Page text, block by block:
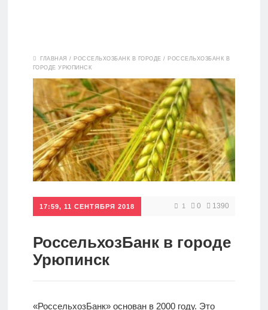
Дебетовые
карты
Кредитные
карты
Кредиты
Ипотеки
ГЛАВНАЯ / РОССЕЛЬХОЗБАНК В ГОРОДЕ / РОССЕЛЬХОЗБАНК В
ГОРОДЕ УРЮПИНСК
17:59, 11 СЕНТЯБРЯ 2018 1 0 1390
РоссельхозБанк в городе
Урюпинск
«РоссельхозБанк» основан в 2000 году. Это